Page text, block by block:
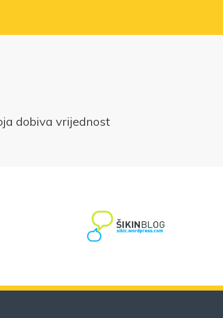
dobiva vrijednost